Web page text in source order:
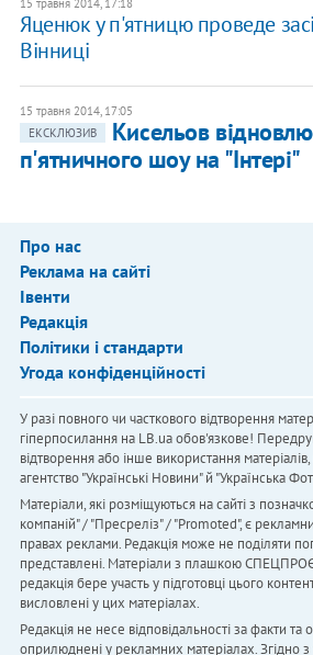
15 травня 2014, 17:18
Яценюк у п'ятницю проведе
Вінниці
15 травня 2014, 17:05
ЕКСКЛЮЗИВ
Кисельов
п'ятничного шоу на "Інтері"
Про нас
Реклама на сайті
Івенти
Редакція
Політики і стандарти
Угода конфіденційності
У разі повного чи часткового відтворення
гіперпосилання на LB.ua обов'язкове!
відтворення або інше використання
агентство "Українськi Новини" й "Українська
Матеріали, які розміщуються на сайті з
компаній" / "Пресреліз" / "Promoted", є
правах реклами. Редакція може не поділяти
представлені. Матеріали з плашкою
редакція бере участь у підготовці цього
висловлені у цих матеріалах.
Редакція не несе відповідальності за факти та
оприлюднені у рекламних матеріалах. Згідно з